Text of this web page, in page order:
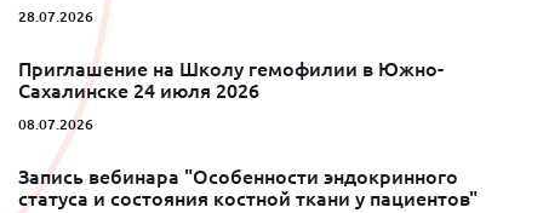
28.07.2026
Приглашение на Школу гемофилии в Южно-
Сахалинске 24 июля 2026
08.07.2026
Запись вебинара "Особенности эндокринного
статуса и состояния костной ткани у пациентов"